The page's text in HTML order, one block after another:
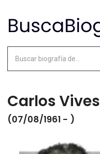
Carlos Vives
(07/08/1961 - )